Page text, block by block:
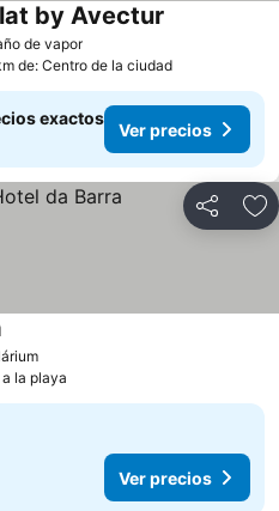
de vaporVer precios
by Avectur
de: Centro de la ciudad
exactos
Ver precios
Compartir
Ver precios
la playa
Ver precios